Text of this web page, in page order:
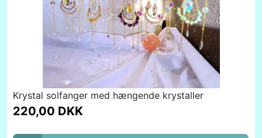
Krystal solfanger med hængende krystaller
220,00 DKK